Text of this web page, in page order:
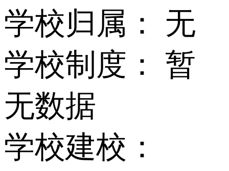
学校归属：
无
学校制度：
暂
无数据
学校建校：